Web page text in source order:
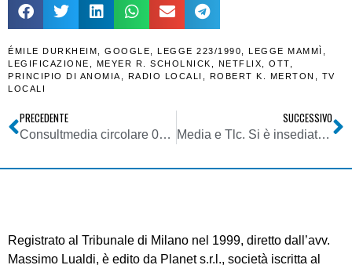
ÉMILE DURKHEIM GOOGLE LEGGE 223/1990 LEGGE MAMMÌ
LEGIFICAZIONE
MEYER R. SCHOLNICK NETFLIX OTT
PRINCIPIO DI ANOMIA
RADIO LOCALI ROBERT K. MERTON
TV
LOCALI
PRECEDENTE
Consultmedia circolare 02102020 canone concessione radio 2020
SUCCESSIVO
Media e Tlc. Si è insediato il nuovo Consiglio Agcom di Lasorella. Primo obiettivo: gestire importantissima accelerazione processo digitalizzazione indotto da Covid-19
Registrato al Tribunale di Milano nel 1999, diretto dall’avv.
Massimo Lualdi, è edito da Planet s.r.l., società iscritta al